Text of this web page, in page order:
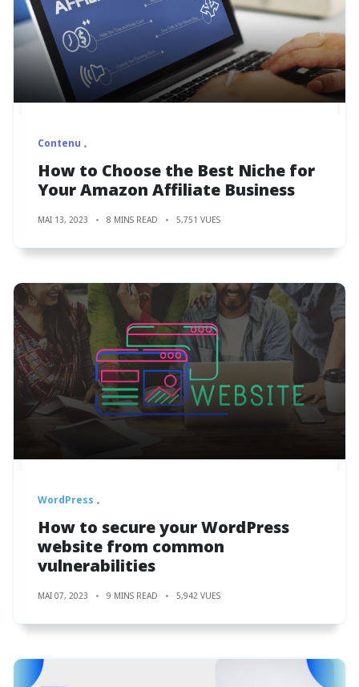
Contenu
How to Choose the Best Niche for
Your Amazon Affiliate Business
MAI 13, 2023 8 MINS READ 5,751 VUES
WordPress
How to secure your WordPress
website from common
vulnerabilities
MAI 07, 2023 9 MINS READ 5,942 VUES